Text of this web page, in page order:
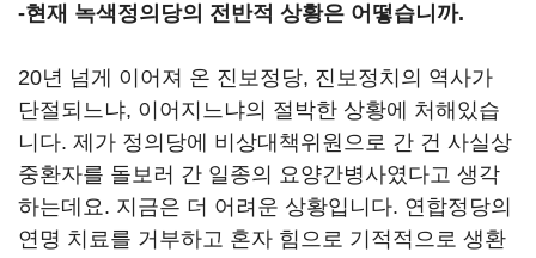
-현재 녹색정의당의 전반적 상황은 어떻습니까.
20년 넘게 이어져 온 진보정당, 진보정치의 역사가
단절되느냐, 이어지느냐의 절박한 상황에 처해있습
니다. 제가 정의당에 비상대책위원으로 간 건 사실상
중환자를 돌보러 간 일종의 요양간병사였다고 생각
하는데요. 지금은 더 어려운 상황입니다. 연합정당의
연명 치료를 거부하고 혼자 힘으로 기적적으로 생환